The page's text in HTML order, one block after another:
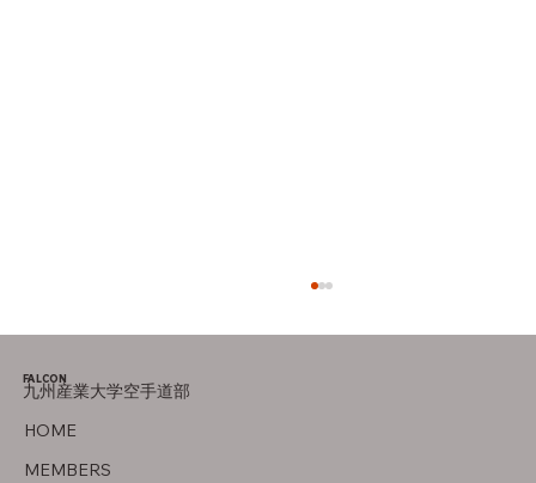
母の存在
HOME
MEMBERS
FALCON
九州産業大学空手道部